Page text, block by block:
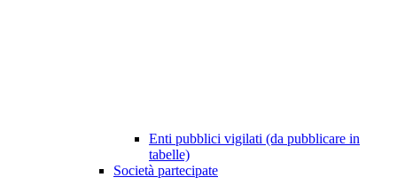
Enti pubblici vigilati (da pubblicare in
tabelle)
Società partecipate